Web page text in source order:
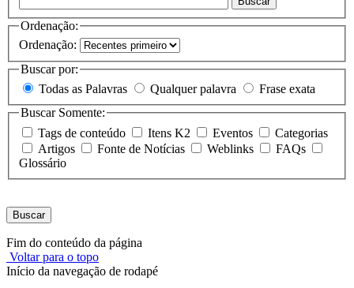
Ordenação:
Ordenação:
Buscar por:
Todas as Palavras
Qualquer palavra
Frase exata
Buscar Somente:
Tags de conteúdo
Itens K2 Eventos
Categorias
Artigos
Fonte de Notícias Weblinks
FAQs
Glossário
Buscar
Fim do conteúdo da página
Voltar para o topo
Início da navegação de rodapé